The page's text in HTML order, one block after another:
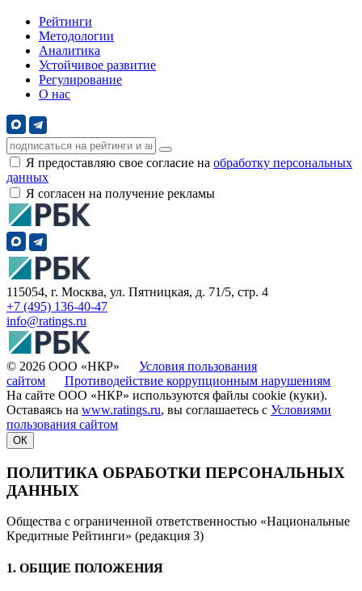
Рейтинги
Методологии
Аналитика
Устойчивое развитие
Регулирование
О нас
Я предоставляю свое согласие на обработку персональных
данных
Я согласен на получение рекламы
115054, г. Москва, ул. Пятницкая, д. 71/5, стр. 4
+7 (495) 136-40-47
info@ratings.ru
© 2026 ООО «НКР» Условия пользования
сайтом
Противодействие коррупционным нарушениям
На сайте ООО «НКР» используются файлы cookie (куки).
Оставаясь на www.ratings.ru, вы соглашаетесь с Условиями
пользования сайтом
ОК
ПОЛИТИКА ОБРАБОТКИ ПЕРСОНАЛЬНЫХ
ДАННЫХ
Общества с ограниченной ответственностью «Национальные
Кредитные Рейтинги» (редакция 3)
1. ОБЩИЕ ПОЛОЖЕНИЯ